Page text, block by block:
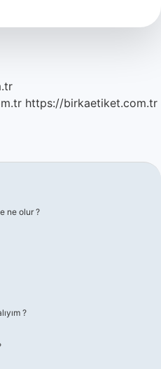
https://birkaetiket.com.tr
ne olur ?
?